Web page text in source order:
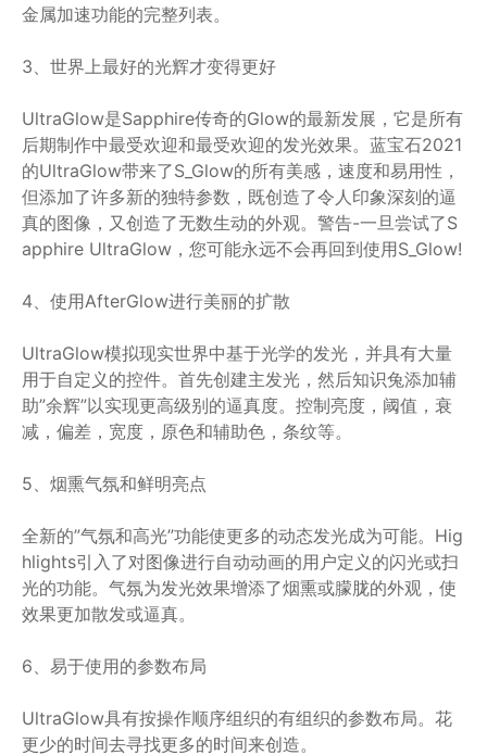
金属加速功能的完整列表。
3、世界上最好的光辉才变得更好
UltraGlow是Sapphire传奇的Glow的最新发展，它是所有
后期制作中最受欢迎和最受欢迎的发光效果。蓝宝石2021
的UltraGlow带来了S_Glow的所有美感，速度和易用性，
但添加了许多新的独特参数，既创造了令人印象深刻的逼
真的图像，又创造了无数生动的外观。警告-一旦尝试了S
apphire UltraGlow，您可能永远不会再回到使用S_Glow!
4、使用AfterGlow进行美丽的扩散
UltraGlow模拟现实世界中基于光学的发光，并具有大量
用于自定义的控件。首先创建主发光，然后知识兔添加辅
助”余辉”以实现更高级别的逼真度。控制亮度，阈值，衰
减，偏差，宽度，原色和辅助色，条纹等。
5、烟熏气氛和鲜明亮点
全新的”气氛和高光”功能使更多的动态发光成为可能。Hig
hlights引入了对图像进行自动动画的用户定义的闪光或扫
光的功能。气氛为发光效果增添了烟熏或朦胧的外观，使
效果更加散发或逼真。
6、易于使用的参数布局
UltraGlow具有按操作顺序组织的有组织的参数布局。花
更少的时间去寻找更多的时间来创造。